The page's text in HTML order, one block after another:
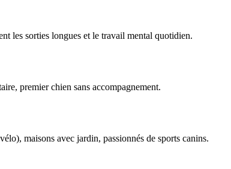
les sorties longues et le travail mental quotidien.
premier chien sans accompagnement.
maisons avec jardin, passionnés de sports canins.